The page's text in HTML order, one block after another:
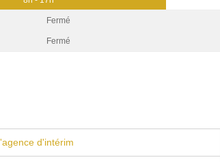
Fermé
Fermé
d'intérim